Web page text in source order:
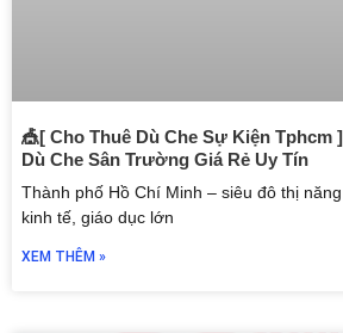
🎪[ Cho Thuê Dù Che Sự Kiện Tphcm
Dù Che Sân Trường Giá Rẻ Uy Tín
Thành phố Hồ Chí Minh – siêu đô thị
kinh tế, giáo dục lớn
XEM THÊM »